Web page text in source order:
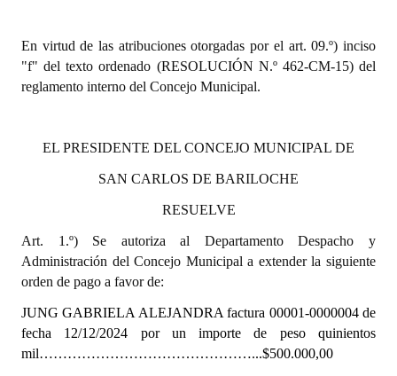
Informes de Unidad Coordinadora
Ejecución Presupuestaria
Declaraciones
Resoluciones
Resoluciones de Presidencia
INSTITUCIONAL
En virtud de las atribuciones otorgadas por el art. 09.º) inciso
"f" del texto ordenado (RESOLUCIÓN N.º 462-CM-15) del
reglamento interno del Concejo Municipal.
EL PRESIDENTE DEL CONCEJO MUNICIPAL DE
SAN CARLOS DE BARILOCHE
RESUELVE
Art. 1.º) Se autoriza al Departamento Despacho y
Administración del Concejo Municipal a extender la siguiente
orden de pago a favor de:
JUNG GABRIELA ALEJANDRA factura 00001-0000004 de
fecha 12/12/2024 por un importe de peso quinientos
mil………………………………………...$500.000,00